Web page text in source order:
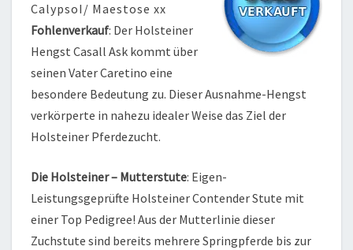
CalypsoI/ Maestose xx
Fohlenverkauf: Der Holsteiner
Hengst Casall Ask kommt über
seinen Vater Caretino eine
besondere Bedeutung zu. Dieser Ausnahme-Hengst
verkörperte in nahezu idealer Weise das Ziel der
Holsteiner Pferdezucht.
Die Holsteiner – Mutterstute: Eigen-
Leistungsgeprüfte Holsteiner Contender Stute mit
einer Top Pedigree! Aus der Mutterlinie dieser
Zuchstute sind bereits mehrere Springpferde bis zur